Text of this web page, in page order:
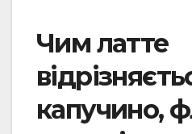
Чим латте
капучино,